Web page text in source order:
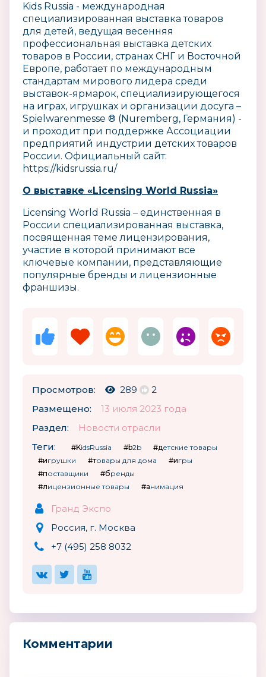
Kids Russia - международная
специализированная выставка товаров
для детей, ведущая весенняя
профессиональная выставка детских
товаров в России, странах СНГ и Восточной
Европе, работает по международным
стандартам мирового лидера среди
выставок-ярмарок, специализирующегося
на играх, игрушках и организации досуга –
Spielwarenmesse ® (Nuremberg, Германия) -
и проходит при поддержке Ассоциации
предприятий индустрии детских товаров
России. Официальный сайт:
https://kidsrussia.ru/
О выставке «Licensing World
Russia»
Licensing World Russia – единственная в
России специализированная выставка,
посвященная теме лицензирования,
участие в которой принимают все
ключевые компании, представляющие
популярные бренды и лицензионные
франшизы.
Просмотров: 289
2
Размещено:
13 июля 2023 года
Раздел:
Новости отрасли
Теги:
#KidsRussia #b2b
#детские товары
#игрушки
#товары для дома
#игры
#поставщики
#бренды
#лицензионные товары
#анимация
Гранд Экспо
Россия, г. Москва
+7 (495) 258 8032
Комментарии